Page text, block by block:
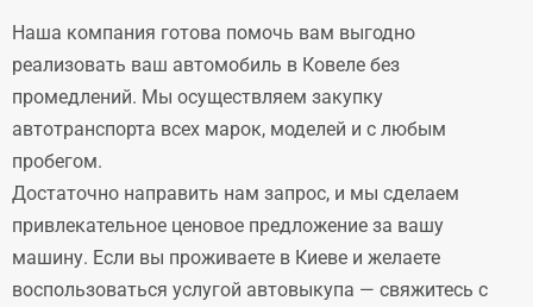
Наша компания готова помочь вам выгодно
реализовать ваш автомобиль в Ковеле без
промедлений. Мы осуществляем закупку
автотранспорта всех марок, моделей и с любым
пробегом.
Достаточно направить нам запрос, и мы сделаем
привлекательное ценовое предложение за вашу
машину. Если вы проживаете в Киеве и желаете
воспользоваться услугой автовыкупа — свяжитесь с